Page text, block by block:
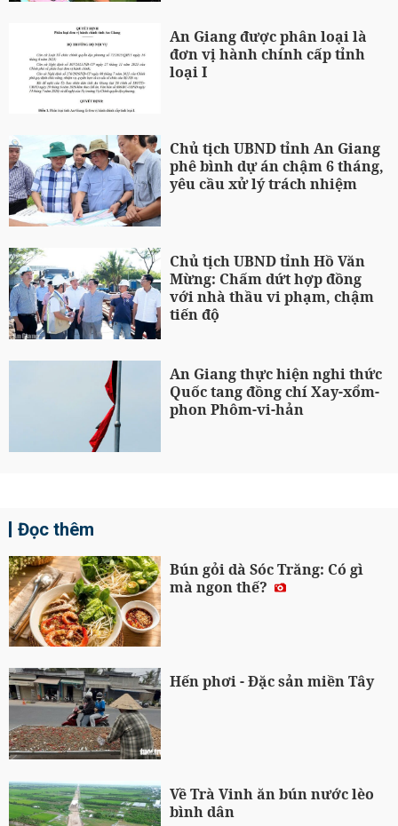
An Giang được phân loại là
đơn vị hành chính cấp tỉnh
loại I
Chủ tịch UBND tỉnh An Giang
phê bình dự án chậm 6 tháng,
yêu cầu xử lý trách nhiệm
Chủ tịch UBND tỉnh Hồ Văn
Mừng: Chấm dứt hợp đồng
với nhà thầu vi phạm, chậm
tiến độ
An Giang thực hiện nghi thức
Quốc tang đồng chí Xay-xổm-
phon Phôm-vi-hản
Đọc thêm
Bún gỏi dà Sóc Trăng: Có gì
mà ngon thế?
Hến phơi - Đặc sản miền Tây
Về Trà Vinh ăn bún nước lèo
bình dân